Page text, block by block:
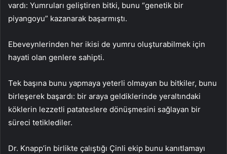
vardı: Yumruları geliştiren bitki, bunu “genetik bir
piyangoyu” kazanarak başarmıştı.
Ebeveynlerinden her ikisi de yumru oluşturabilmek için
hayati olan genlere sahipti.
Tek başına bunu yapmaya yeterli olmayan bu bitkiler, bunu
birleşerek başardı: bir araya geldiklerinde yeraltındaki
köklerin lezzetli patateslere dönüşmesini sağlayan bir
süreci tetiklediler.
Dr. Knapp’in birlikte çalıştığı Çinli ekip bunu kanıtlamayı